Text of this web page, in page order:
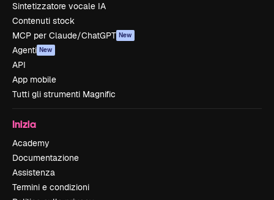
Sintetizzatore vocale IA
Contenuti stock
MCP per Claude/ChatGPT New
Agenti New
API
App mobile
Tutti gli strumenti Magnific
Inizia
Academy
Documentazione
Assistenza
Termini e condizioni